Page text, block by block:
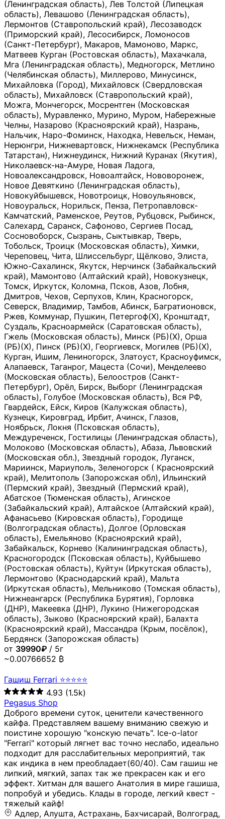
(Ленинградская область), Лев Толстой (Липецкая
область), Левашово (Ленинградская область),
Лермонтов (Ставропольский край), Лесозаводск
(Приморский край), Лесосибирск, Ломоносов
(Санкт-Петербург), Макаров, Мамоново, Маркс,
Матвеев Курган (Ростовская область), Махачкала,
Мга (Ленинградская область), Медногорск, Метлино
(Челябинская область), Миллерово, Минусинск,
Михайловка (Город), Михайловск (Свердловская
область), Михайловск (Ставропольский край),
Можга, Мончегорск, Мосрентген (Московская
область), Муравленко, Мурино, Муром, Набережные
Челны, Назарово (Красноярский край), Назрань,
Нальчик, Наро-Фоминск, Находка, Невельск, Неман,
Нерюнгри, Нижневартовск, Нижнекамск (Республика
Татарстан), Нижнеудинск, Нижний Куранах (Якутия),
Николаевск-на-Амуре, Новая Ладога,
Новоалександровск, Новоалтайск, Нововоронеж,
Новое Девяткино (Ленинградская область),
Новокуйбышевск, Новотроицк, Новоульяновск,
Новоуральск, Норильск, Пенза, Петропавловск-
Камчатский, Раменское, Реутов, Рубцовск, Рыбинск,
Салехард, Саранск, Сафоново, Сергиев Посад,
Сосновоборск, Сызрань, Сыктывкар, Тверь,
Тобольск, Троицк (Московская область), Химки,
Череповец, Чита, Шлиссельбург, Щёлково, Элиста,
Южно-Сахалинск, Якутск, Нерчинск (Забайкальский
край), Мамонтово (Алтайский край), Новокузнецк,
Томск, Иркутск, Коломна, Псков, Азов, Лобня,
Дмитров, Чехов, Серпухов, Клин, Красногорск,
Северск, Владимир, Тамбов, Абинск, Багратионовск,
Ржев, Коммунар, Пушкин, Петергоф(Х), Кронштадт,
Суздаль, Красноармейск (Саратовская область),
Гжель (Московская область), Минск (РБ)(Х), Орша
(РБ)(Х), Пинск (РБ)(Х), Георгиевск, Могилев (РБ)(Х),
Курган, Ишим, Лениногорск, Златоуст, Красноуфимск,
Алапаевск, Таганрог, Мацеста (Сочи), Менделеево
(Московская область), Белоостров (Санкт-
Петербург), Орёл, Бирск, Выборг (Ленинградская
область), Голубое (Московская область), Вся РФ,
Гвардейск, Ейск, Киров (Калужская область),
Кузнецк, Кировград, Ирбит, Ачинск, Глазов,
Ноябрьск, Локня (Псковская область),
Междуреченск, Гостилицы (Ленинградская область),
Молоково (Московская область), Абаза, Львовский
(Московская обл.), Звездный городок, Луганск,
Мариинск, Мариуполь, Зеленогорск ( Красноярский
край), Мелитополь (Запорожская обл), Ильинский
(Пермский край), Звездный (Пермский край),
Абатское (Тюменская область), Агинское
(Забайкальский край), Алтайское (Алтайский край),
Афанасьево (Кировская область), Городище
(Волгоградская область), Долгое (Орловская
область), Емельяново (Красноярский край),
Забайкальск, Корнево (Калининградская область),
Красногородск (Псковская область), Куйбышево
(Ростовская область), Куйтун (Иркутская область),
Лермонтово (Краснодарский край), Мальта
(Иркутская область), Мельниково (Томская область),
Нижнеангарск (Республика Бурятия), Горловка
(ДНР), Макеевка (ДНР), Лукино (Нижегородская
область), Зыково (Красноярский край), Балахта
(Красноярский край), Массандра (Крым, посёлок),
Бердянск (Запорожская область)
от 39990₽ / 5г
~0.00766652 ₿
Гашиш Ferrari ⭐⭐⭐⭐⭐
4.93 (1.5k)
Pegasus Shop
Доброго времени суток, ценители качественного
кайфа. Представляем вашему вниманию свежую и
поистине хорошую "конскую печать". Ice-o-lator
"Ferrari" который лягнет вас точно неслабо, идеально
подходит для расслабительных мероприятий, так
как индика в нем преобладает(60/40). Сам гашиш не
липкий, мягкий, запах так же прекрасен как и его
эффект. Хитман для вашего Анатолия в мире гашиша,
попробуй и убедись. Клады в городе, легкий квест -
тяжелый кайф!
Адлер, Алушта, Астрахань, Бахчисарай, Волгоград, Волжский, Евпатория, Екатеринбург, Ишимбай, Казань, Керчь, Копейск, Курск, Рыльск, Саки, Салават, Симферополь, Сочи, Старый Крым, Стерлитамак, Судак, Уфа, Феодосия, Хабаровск, Челябинск, Ялта, Джанкой, Новосибирск, Щёлкино, Санкт-Петербург, Мурманск, Сургут, Невинномысск, Черкесск, Усть-Лабинск, Геленджик, Ставрополь, Калуга, Елец, Лебедянь, Данков, Жуковский, Оренбург, Орск (Оренбургская область), Магнитогорск, Пермь, Зеленоград, Солнечногорск, Нижний Новгород, Лысково, Заволжье, Кстово, Балахна (Нижегородская область), Богородск, Бор (Нижегородская область), Саратов, Энгельс, Ижевск, Тюмень, Ростов-на-Дону, Шахты, Новочеркасск, Батайск, Аксай, Люберцы, Истра, Москва, Армавир, Краснодар, Магадан, Самара, Анапа, Славянск-на-Кубани, Чаплыгин, Липецк, Нижний Тагил, Орехово-Зуево, Усть-Джегута, Лянтор, Нефтеюганск, Пыть-Ях, Урень, Ветлуга, Шахунья, Новороссийск, Крымск, Тимашёвск, Тольятти, Воткинск, Звенигород, Руза, Можайск, Белгород, Воронеж, Соликамск, Нытва, Лысьва (Пермский край), Чусовой, Кунгур, Краснокамск, Миасс, Губаха, Тула, Новомосковск, Донской, Омск, Льгов, Мытищи, Королёв, Ивантеевка, Балашиха, Семилуки, Кудымкар, Старый Оскол, Оса (Пермский край), Одинцово (Московская область), Ханты-Мансийск, Лабинск, Темрюк, Курганинск, Белореченск (Краснодарский край), Алупкa, Губкин, Рязань, Калининград, Усть-Илимск, Фрязино, Минеральные Воды, Пятигорск, Кострома, Ярославль, Коркино, Верхняя Пышма, Подольск, Красноярск, Смоленск, Долгопрудный, Чебоксары, Калачинск, Канск, Киров (Кировская область), Вологда, Рославль, Владивосток, Обнинск, Балабаново (Калужская область), Малоярославец, Брянск, Видное, Ярцево, Вязьма, Гагарин, Приволжск, Фурманов, Чайковский, Кинешма, Горячий Ключ, Улан-Удэ, Туймазы, Дюртюли, Альметьевск, Нефтекамск, Хадыженск, Апшеронск, Майкоп, Уссурийск, Ульяновск, Гатчина, Луга (Ленинградская область), Надым, Ногинск, Электросталь, Железнодорожный (Московская область), Бутурлиновка, Кириллов, Краснознаменск (Калиниградская область), Мышкин, Томмот, Холм, Абакан, Абдулино, Агидель, Агрыз, Адыгейск, Азнакаево, Алатырь, Алдан, Алейск, Александров, Александровск, Алексеевка (Белгородская обл.), Алексин, Амурск, Анадырь, Ангарск, Андреаполь, Анжеро-Судженск, Анива, Апатиты, Арамиль, Ардон, Арзамас, Аркадак, Арсеньев, Артём, Артёмовский, Архангельск, Асбест, Асино, Аткарск, Ахтубинск, Аша, Бабаево (Вологодская область), Бавлы (Республика Татарстан), Байкальск, Бакал, Баксан, Балаклава, Балаково (Саратовская область), Балашов (Саратовская область), Балтийск, Барабинск, Барнаул, Барыш (Ульяновская область), Бежецк, Белая Калитва (Ростовская область), Белебей, Белогорск (Крым), Белозерск, Белокуриха, Беломорск, Белоозёрский (Московская область), Белорецк (Республика Башкортостан), Кызыл, Белоярский (Ханты-Мансийский АО), Бердск, Березники (Пермский край), Берёзовский (Кемеровская область), Берёзовский (Свердловская область), Беслан, Бийск, Бикин, Билибино, Биробиджан, Благовещенск (Амурская область), Благовещенск (Башкортостан), Бобров, Богородицк, Боготол, Богучар, Бокситогорск (Ленинградская область), Бологое (Тверская область), Болхов, Большой Камень (Приморский край), Борисоглебск (Воронежская область), Боровичи (Новгородская область), Боровск, Бородино, Братск, Бронницы (Московская область), Бугульма (Республика Татарстан), Бугуруслан (Оренбургская область), Буинск, Буй, Буйнакск, Валдай, Валуйки, Велиж, Великие Луки, Великий Новгород, Великий Устюг, Вельск, Венёв, Верещагино, Верхнеуральск, Верхний Уфалей, Верхняя Салда, Верхняя Тура, Весьегонск, Вилючинск, Вихоревка, Вичуга, Владикавказ, Волгодонск, Волгореченск, Володарск, Волосово, Волчанск, Вольск, Воркута, Ворсма, Всеволожск (Ленинградская область), Вуктыл, Выкса, Высоковск, Высоцк, Вытегра, Вышний Волочёк, Вяземский, Вязники, Вятские Поляны, Нея, Шилка, Гаврилов Посад, Гаврилов-Ям, Гай, Галич, Гдов, Голицыно, Горно-Алтайск, Горнозаводск, Горняк, Городец, Гороховец, Гремячинск, Грозный, Грязи, Грязовец, Губкинский, Гуково, Гулькевичи, Гурьевск (Калининградская область), Гурьевск (Кемеровская область), Гусев, Гусь-Хрустальный, Давлеканово, Далматово, Дальнегорск, Дегтярск, Дедовск, Демидов, Дербент, Десногорск, Дзержинск, Дзержинский (Московская область), Дивногорск, Димитровград, Дмитровск, Дно, Добрянка, Долинск, Домодедово, Донецк (ДНР), Дорогобуж, Дрезна, Дубна, Дудинка, Духовщина, Дятьково, Егорьевск, Елабуга, Елизово, Ельня (Будет изменено название), Емва, Енисейск, Ермолино, Ершов, Ессентуки, Ефремов, Железноводск, Железногорск (Красноярский край), Железногорск (Курская область), Железногорск-Илимский, Жигулёвск, Жиздра, Жирновск, Жуков, Жуковка, Заводоуковск, Заволжск, Задонск, Заинск, Заозёрный, Заозёрск, Западная Двина, Заполярный, Зарайск, Заречный (Пензенская область), Заречный (Свердловская область), Заринск, Звенигово, Зверево, Зеленогорск ( Ленинградская обл. ), Зеленоградск, Зеленодольск, Зеленокумск, Зерноград, Зима, Змеиногорск, Зубцов, Ивангород, Иваново, Ивдель, Избербаш, Изобильный, Иланский, Инза, Инкерман, Инта, Ипатово, Искитим, Йошкар-Ола, Кадников, Калач, Калач-на-Дону, Калининск, Калтан, Калязин, Камбарка, Каменка (Пензенская область), Каменногорск (Ленинградская область), Каменск-Уральский, Каменск-Шахтинский, Камень-на-Оби, Камешково, Камышин, Канаш, Кандалакша, Карабаново, Карабаш, Карачаевск, Каргат, Каргополь, Карпинск, Карталы, Касимов, Касли, Каспийск, Катав-Ивановск, Катайск, Качканар, Кашин, Кашира, Кемерово, Кемь, Кизел, Кизилюрт, Кизляр, Кимовск, Кимры, Кингисепп, Кинель, Киреевск, Киренск, Киржач, Кириши, Кирово-Чепецк, Кировск (Ленинградская область), Кировск (Мурманская область), Кирсанов, Киселёвск, Кисловодск, Климовск, Клинцы, Княгинино, Ковдор, Ковров, Когалым, Козельск, Козьмодемьянск, Кола, Кологрив, Колпашево, Колпино, Кольчугино, Комсомольск, Комсомольск-на-Амуре, Конаково, Кондопога, Кондрово, Константиновск, Кораблино, Кореновск, Корсаков, Коряжма, Костерёво, Костомукша, Котельники, Котельниково, Котельнич, Котлас, Котовск, Кохма, Красноармейск (Московская область), Краснозаводск, Краснознаменск (Московская область), Краснокаменск, Краснослободск (Волгоградская область), Краснотурьинск, Красноуральск, Красный Сулин, Кремёнки, Кропоткин, Кубинка, Кувшиново (Тверская область), Кудрово, Кулебаки, Кумертау, Курлово, Куровское, Куртамыш, Курчатов, Куса, Кушва, Кыштым, Лабытнанги, Лагань, Лаишево (Республика Татарстан), Лакинск, Лангепас, Лахденпохья, Ленинск-Кузнецкий, Ленск (Республика Саха), Лермонтов (Ставропольский край), Лесозаводск (Приморский край), Лесосибирск, Ливны (Орловская область), Ликино-Дулёво, Липки (Тульская область), Лиски (Воронежская область), Лихославль, Лодейное Поле, Ломоносов (Санкт-Петербург), Лосино-Петровский, Лукоянов, Луховицы, Лыткарино, Любань (Ленинградская область), Любим, Людиново, Магас, Майский, Макаров, Малая Вишера, Малгобек, Мамадыш, Мамоново, Мантурово, Маркс, Махачкала, Мглин, Мегион, Медвежьегорск, Медногорск, Медынь, Меленки, Мелеуз, Менделеевск, Мещовск, Микунь, Миллерово, Минусинск, Миньяр, Мирный (Архангельская область), Мирный (Якутия), Михайловка (Город), Михайловск (Свердловская область), Михайловск (Ставропольский край), Могоча, Можга, Моздок, Мончегорск, Морозовск, Моршанск, Мосальск, Муравленко, Мурино, Муром, Мценск, Мыски, Набережные Челны, Навашино (Нижегородская область), Назарово (Красноярский край), Назрань, Нальчик, Наро-Фоминск, Нарткала, Нарьян-Мар, Находка, Невель (Псковская область), Невельск, Невьянск, Нелидово (Тверская область), Неман, Нерехта (Костромская область), Нерюнгри, Нестеров, Нефтегорск (Самарская область), Нефтекумск, Нижневартовск, Нижнекамск (Республика Татарстан), Нижнеудинск, Нижние Серги, Нижний Ломов, Нижняя Тура, Николаевск-на-Амуре, Никольск (Вологодская область), Никольск (Пензенская область), Новая Ладога, Новая Ляля, Новоалександровск, Новоалтайск, Нововоронеж, Новодвинск, Новозыбков, Новокубанск, Новокуйбышевск, Новомичуринск, Новопавловск, Новоржев, Новосокольники, Новотроицк, Новоульяновск, Новоуральск, Новохопёрск, Новочебоксарск, Новошахтинск, Новый Оскол, Новый Уренгой, Норильск, Нурлат, Нягань, Нязепетровск, Няндома, Облучье, Обоянь, Озёрск (Калининградская область), Озёрск (Челябинская область), Озёры, Октябрьск (Самарская область), Октябрьский (Башкортостан), Окуловка (Новгородская область), Оленегорск, Олонец, Онега, Опочка, Осинники, Осташков, Остров, Острогожск, Отрадный, Оха, Павлово, Павловск (Воронежская область), Павловск (Санкт-Петербург), Павловский Посад, Партизанск, Певек, Пенза, Первоуральск, Перевоз, Пересвет, Переславль-Залесский, Пестово (Новгородская область), Петрозаводск, Петропавловск-Камчатский, Печоры, Пикалёво, Пионерский, Питкяранта, Плавск, Плёс, Подпорожье, Покачи, Покров, Покровск, Полесск, Полысаево, Полярные Зори, Полярный, Поронайск, Порхов, Похвистнево, Почеп, Починок, Пошехонье, Правдинск, Приморск (Калининградская область), Приморско-Ахтарск, Приозерск, Прокопьевск, Протвино, Прохладный, Пугачёв, Пудож, Пустошка, Пушкино, Пущино, Пыталово, Радужный (Владимирская область), Радужный (Ханты-Мансийский АО), Райчихинск, Раменское, Рассказово, Ревда, Реж, Реутов, Родники, Россошь, Ростов (Ярославская обл.), Рошаль, Ртищево, Рубцовск, Рузаевка, Рыбинск, Рыбное, Ряжск, Салехард, Сальск, Саранск, Сарапул, Саров, Сасово, Сатка, Сафоново, Саяногорск, Саянск, Светлогорск, Светлоград, Светлый, Светогорск (Ленинградская область), Свободный, Себеж, Северобайкальск, Северодвинск, Североуральск, Сегежа, Семикаракорск, Сенгилей, Серафимович, Сергач, Сергиев Посад, Сердобск, Сертолово (Ленинградская область), Сестрорецк (Ленинградская область), Сибай, Скопин, Славгород, Сланцы, Слободской, Слюдянка, Собинка, Советск (Кировская область), Советск (Калининградская область), Советск (Тульская область), Советская Гавань, Советский (Ханты-Мансийский АО), Сокол (Вологодская область), Солигалич, Соль-Илецк, Сольцы, Сортавала, Сосенский, Сосновоборск, Сосновый Бор (Ленинградская область), Сосногорск, Спас-Клепики, Спасск-Рязанский, С